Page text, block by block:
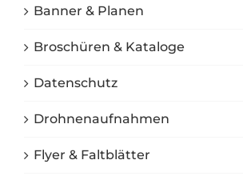
Banner & Planen
Broschüren & Kataloge
Datenschutz
Drohnenaufnahmen
Flyer & Faltblätter